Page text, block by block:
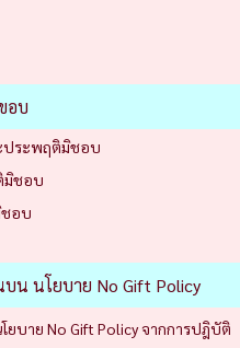
อบ
ประพฤติมิชอบ
มิชอบ
ชอบ
น นโยบาย No Gift Policy
ยบาย No Gift Policy จากการปฎิบัติ